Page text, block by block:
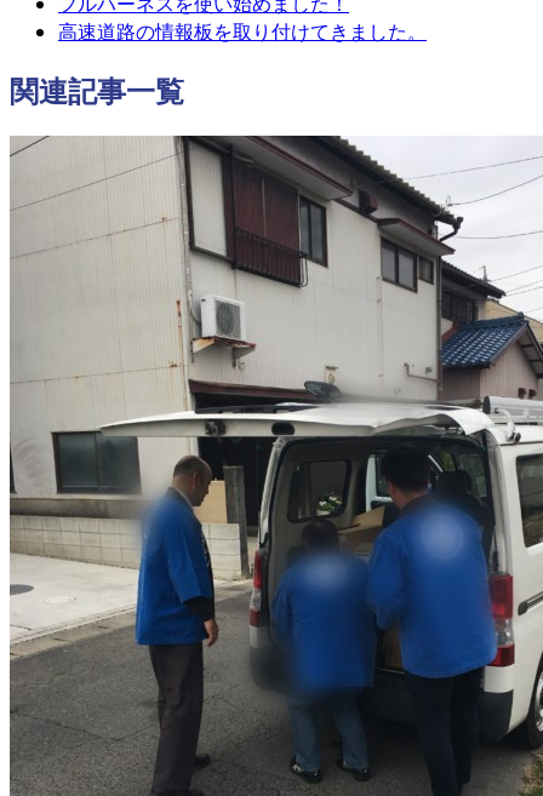
高速道路の情報板を取り付けてきました。
関連記事一覧